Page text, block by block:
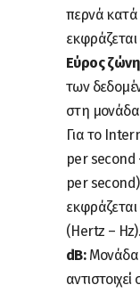
περνά κατά
Εύρος
των
στη μονάδα
Για το
per second
per
(Hertz – Hz).
dB: Μονάδα